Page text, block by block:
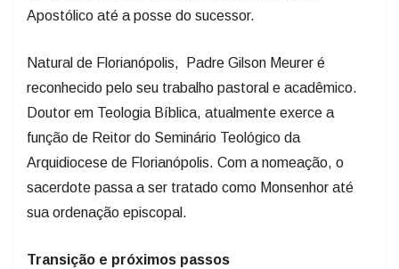
Apostólico até a posse do sucessor.
Natural de Florianópolis, Padre Gilson Meurer é
reconhecido pelo seu trabalho pastoral e acadêmico.
Doutor em Teologia Bíblica, atualmente exerce a
função de Reitor do Seminário Teológico da
Arquidiocese de Florianópolis. Com a nomeação, o
sacerdote passa a ser tratado como Monsenhor até
sua ordenação episcopal.
Transição e próximos passos